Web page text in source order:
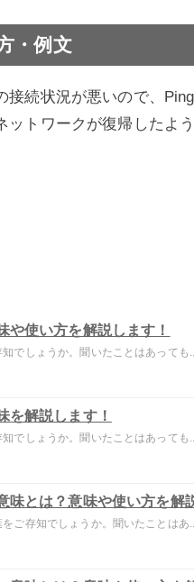
・例文
接続状況が悪いので、
ットワークが復帰したよ
や使い方を解説します！
知でしょうか。聞いたことはあっても
を解説します！
知でしょうか。聞いたことはあっても
味とは？意味や使い方を解
をご存知でしょうか。聞いたことはあ